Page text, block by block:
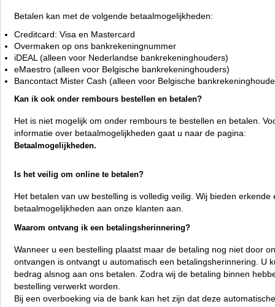
Betalen kan met de volgende betaalmogelijkheden:
Creditcard: Visa en Mastercard
Overmaken op ons bankrekeningnummer
iDEAL (alleen voor Nederlandse bankrekeninghouders)
eMaestro (alleen voor Belgische bankrekeninghouders)
Bancontact Mister Cash (alleen voor Belgische
Kan ik ook onder rembours bestellen en betalen?
Het is niet mogelijk om onder rembours te bestellen en betalen.
informatie over betaalmogelijkheden gaat u naar de pagina:
Betaalmogelijkheden.
Is het veilig om online te betalen?
Het betalen van uw bestelling is volledig veilig. Wij bieden erkende
betaalmogelijkheden aan onze klanten aan.
Waarom ontvang ik een betalingsherinnering?
Wanneer u een bestelling plaatst maar de betaling nog niet door
ontvangen is ontvangt u automatisch een betalingsherinnering. U
bedrag alsnog aan ons betalen. Zodra wij de betaling binnen
bestelling verwerkt worden.
Bij een overboeking via de bank kan het zijn dat deze